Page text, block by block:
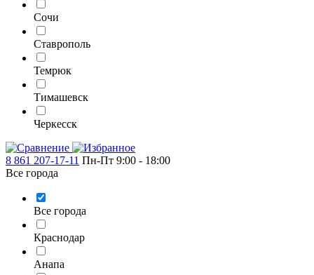
Сочи
Ставрополь
Темрюк
Тимашевск
Черкесск
8 861 207-17-11 Пн-Пт 9:00 - 18:00
Все города
Все города
Краснодар
Анапа